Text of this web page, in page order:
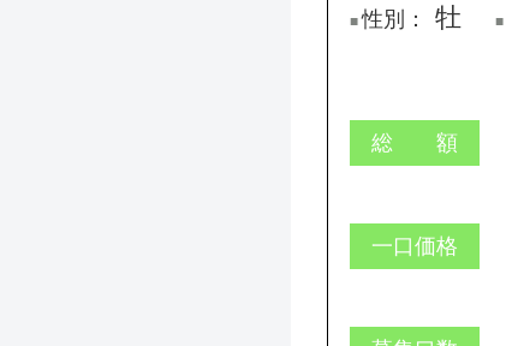
性別： 牡
総 額
一口価格